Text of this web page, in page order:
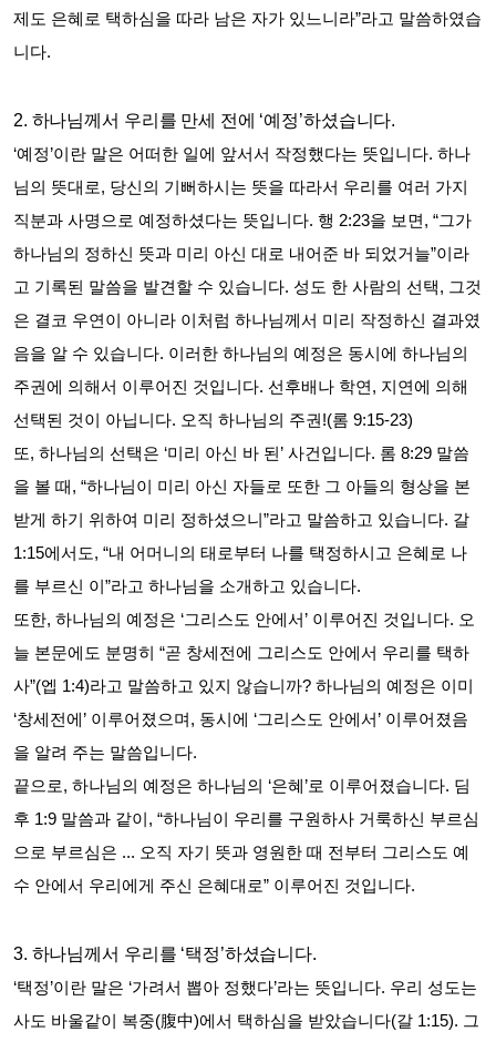
제도 은혜로 택하심을 따라 남은 자가 있느니라”라고 말씀하였습
니다.
2. 하나님께서 우리를 만세 전에 ‘예정’하셨습니다.
‘예정’이란 말은 어떠한 일에 앞서서 작정했다는 뜻입니다. 하나
님의 뜻대로, 당신의 기뻐하시는 뜻을 따라서 우리를 여러 가지
직분과 사명으로 예정하셨다는 뜻입니다. 행 2:23을 보면 , “그가
하나님의 정하신 뜻과 미리 아신 대로 내어준 바 되었거늘”이라
고 기록된 말씀을 발견할 수 있습니다. 성도 한 사람의 선택, 그것
은 결코 우연이 아니라 이처럼 하나님께서 미리 작정하신 결과였
음을 알 수 있습니다. 이러한 하나님의 예정은 동시에 하나님의
주권에 의해서 이루어진 것입니다. 선후배나 학연 , 지연에 의해
선택된 것이 아닙니다. 오직 하나님의 주권 !(롬 9:15-23)
또, 하나님의 선택은 ‘미리 아신 바 된 ’ 사건입니다. 롬 8:29 말씀
을 볼 때 , “하나님이 미리 아신 자들로 또한 그 아들의 형상을 본
받게 하기 위하여 미리 정하셨으니 ”라고 말씀하고 있습니다. 갈
1:15에서도, “내 어머니의 태로부터 나를 택정하시고 은혜로 나
를 부르신 이 ”라고 하나님을 소개하고 있습니다.
또한, 하나님의 예정은 ‘그리스도 안에서 ’ 이루어진 것입니다. 오
늘 본문에도 분명히 “곧 창세전에 그리스도 안에서 우리를 택하
사”(엡 1:4)라고 말씀하고 있지 않습니까? 하나님의 예정은 이미
‘창세전에 ’ 이루어졌으며 , 동시에 ‘그리스도 안에서 ’ 이루어졌음
을 알려 주는 말씀입니다.
끝으로, 하나님의 예정은 하나님의 ‘은혜 ’로 이루어졌습니다. 딤
후 1:9 말씀과 같이 , “하나님이 우리를 구원하사 거룩하신 부르심
으로 부르심은 ... 오직 자기 뜻과 영원한 때 전부터 그리스도 예
수 안에서 우리에게 주신 은혜대로” 이루어진 것입니다.
3. 하나님께서 우리를 ‘택정’하셨습니다.
‘택정’이란 말은 ‘가려서 뽑아 정했다’라는 뜻입니다. 우리 성도는
사도 바울같이 복중(腹中)에서 택하심을 받았습니다(갈 1:15). 그